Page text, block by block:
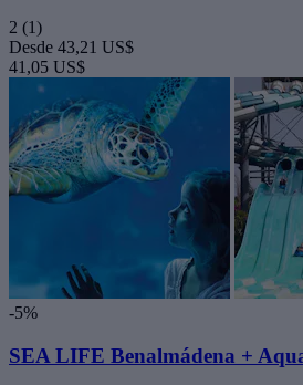
2 (1)
Desde 43,21 US$
41,05 US$
-5%
SEA LIFE Benalmádena +